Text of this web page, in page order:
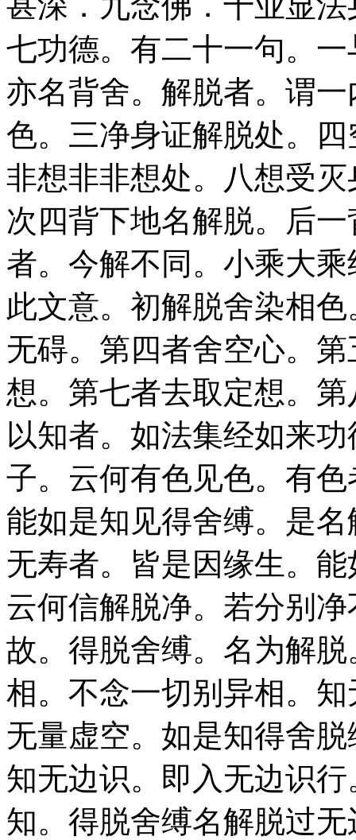
七功德。有二十一句。
亦名背舍。解脱者。谓
色。三净身证解脱处。
非想非非想处。八想受
次四背下地名解脱。后
者。今解不同。小乘大
此文意。初解脱舍染相
无碍。第四者舍空心。
想。第七者去取定想。
以知者。如法集经如来
子。云何有色见色。有
能如是知见得舍缚。是
无寿者。皆是因缘生。
云何信解脱净。若分别
故。得脱舍缚。名为解
相。不念一切别异相。
无量虚空。如是知得舍
知无边识。即入无边识
知。得脱舍缚名解脱过